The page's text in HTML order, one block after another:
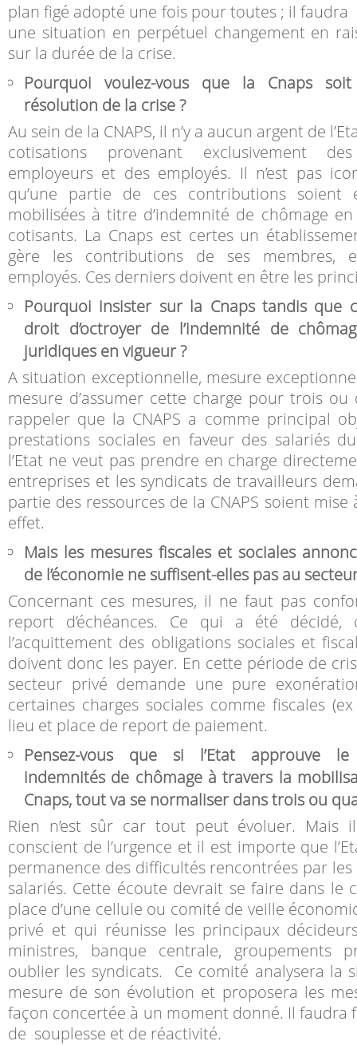
plan figé adopté une fois pour toutes ; il
une situation en perpétuel changement en
sur la durée de la crise.
Pourquoi voulez-vous que la Cnaps
résolution de la crise ?
Au sein de la CNAPS, il n’y a aucun argent de
cotisations provenant exclusivement
employeurs et des employés. Il n’est pas
qu’une partie de ces contributions soient
mobilisées à titre d’indemnité de chômage
cotisants. La Cnaps est certes un
gère les contributions de ses membres,
employés. Ces derniers doivent en être les
Pourquoi insister sur la Cnaps tandis que
droit d’octroyer de l’indemnité de
juridiques en vigueur ?
A situation exceptionnelle, mesure
mesure d’assumer cette charge pour trois
rappeler que la CNAPS a comme principal
prestations sociales en faveur des salariés
l’Etat ne veut pas prendre en charge
entreprises et les syndicats de travailleurs
partie des ressources de la CNAPS soient
effet.
Mais les mesures fiscales et sociales
de l’économie ne suffisent-elles pas au
Concernant ces mesures, il ne faut pas
report d’échéances. Ce qui a été décidé,
l’acquittement des obligations sociales et
doivent donc les payer. En cette période de
secteur privé demande une pure
certaines charges sociales comme fiscales
lieu et place de report de paiement.
Pensez-vous que si l’Etat approuve
indemnités de chômage à travers la
Cnaps, tout va se normaliser dans trois ou
Rien n’est sûr car tout peut évoluer. Mais
conscient de l’urgence et il est importe que
permanence des difficultés rencontrées par
salariés. Cette écoute devrait se faire dans le
place d’une cellule ou comité de veille
privé et qui réunisse les principaux
ministres, banque centrale, groupements
oublier les syndicats. Ce comité analysera la
mesure de son évolution et proposera les
façon concertée à un moment donné. Il faudra
de souplesse et de réactivité.